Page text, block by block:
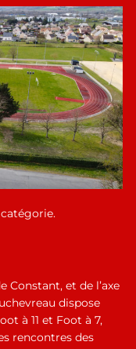
Constant, et de l’axe
dispose
à 11 et Foot à 7,
rencontres des